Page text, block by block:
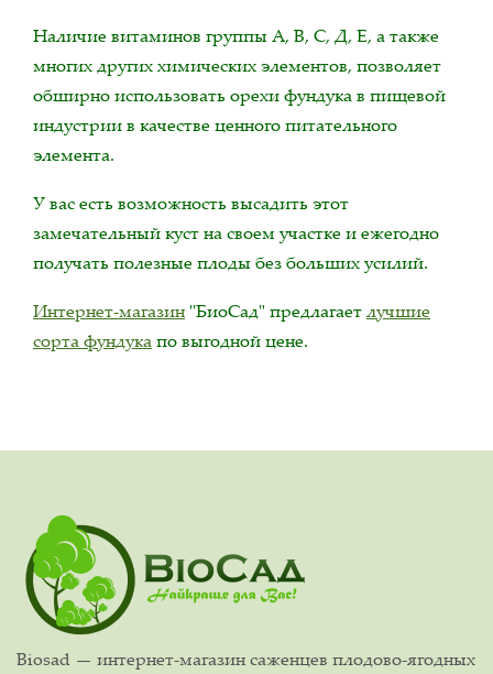
Наличие витаминов группы А, В, С, Д, Е, а также
многих других химических элементов, позволяет
обширно использовать орехи фундука в пищевой
индустрии в качестве ценного питательного
элемента.
У вас есть возможность высадить этот
замечательный куст на своем участке и ежегодно
получать полезные плоды без больших усилий.
Интернет-магазин "БиоСад" предлагаетлучшие
сорта фундукапо выгодной цене.
Biosad — интернет-магазин саженцев плодово-ягодных